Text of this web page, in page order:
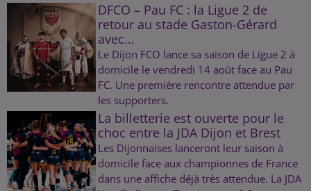
DFCO – Pau FC : la Ligue 2 de
retour au stade Gaston-Gérard
avec...
Le Dijon FCO lance sa saison de Ligue 2 à
domicile le vendredi 14 août face au Pau
FC. Une première rencontre attendue par
les supporters.
La billetterie est ouverte pour le
choc entre la JDA Dijon et Brest
Les Dijonnaises lanceront leur saison à
domicile face aux championnes de France
dans une affiche déjà très attendue. La JDA